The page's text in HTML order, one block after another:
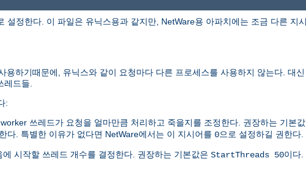
설정한다. 이 파일은 유닉스용과 같지만, NetWare용 아파치에는 조금 다른 지
용하기때문에, 유닉스와 같이 요청마다 다른 프로세스를 사용하지 않는다. 대
레드들.
:
쓰레드가 요청을 얼마만큼 처리하고 죽을지를 조정한다. 권장하는 기본값
다. 특별한 이유가 없다면 NetWare에서는 이 지시어를 0으로 설정하길 권한다.
시작할 쓰레드 개수를 결정한다. 권장하는 기본값은 StartThreads 50이다.